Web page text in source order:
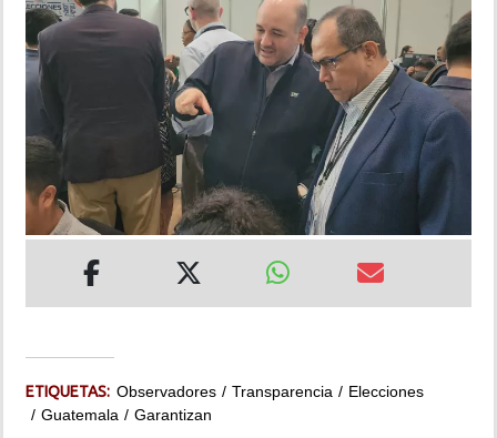
MUNDO
INSÓLITAS
IMPRESO
ETIQUETAS: Observadores Transparencia
Elecciones
Guatemala
Garantizan